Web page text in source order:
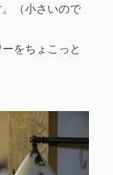
（小さいので
をちょこっと